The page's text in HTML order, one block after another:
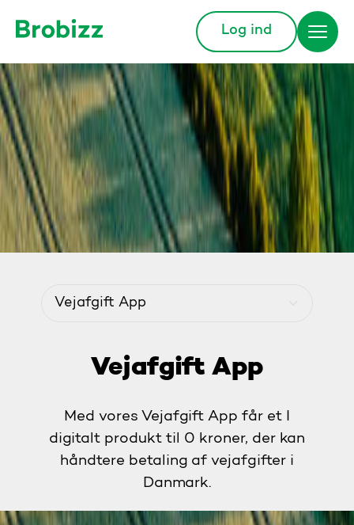
Log ind
Vejafgift App
Menu
Vejafgift App
Med vores Vejafgift App får et I
digitalt produkt til 0 kroner, der kan
håndtere betaling af vejafgifter i
Danmark.